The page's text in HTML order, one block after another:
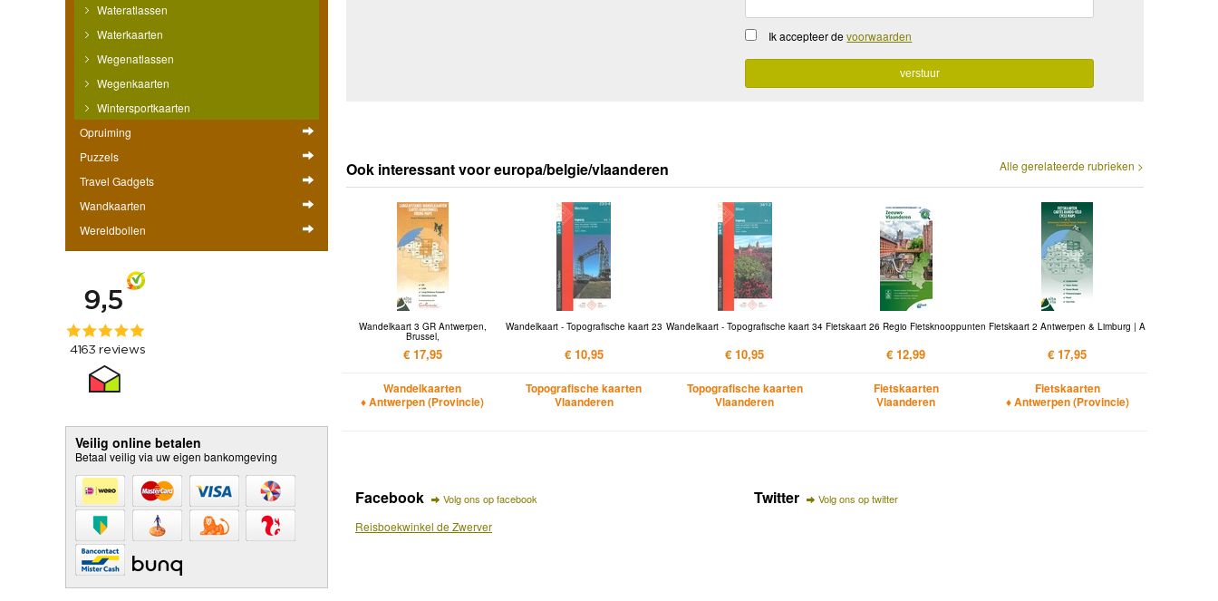
Wateratlassen
Waterkaarten
Wegenatlassen
Wegenkaarten
Wintersportkaarten
Opruiming
Puzzels
Travel Gadgets
Wandkaarten
Wereldbollen
Veilig online betalen
Betaal veilig via uw eigen bankomgeving
Ik accepteer devoorwaarden
Alle gerelateerde rubrieken >
Ook interessant voor europa/belgie/vlaanderen
Wandelkaart 3 GR Antwerpen,
Brussel,
€ 17,95
Wandelkaarten
♦ Antwerpen (Provincie)
Wandelkaart - Topografische kaart 23
€ 10,95
Topografische kaarten
Vlaanderen
Wandelkaart - Topografische kaart 34
€ 10,95
Topografische kaarten
Vlaanderen
Fietskaart 26 Regio Fietsknooppunten
€ 12,99
Fietskaarten
Vlaanderen
Fietskaart 2 Antwerpen & Limburg | A
€ 17,95
Fietskaarten
♦ Antwerpen (Provincie)
Facebook Volg ons op facebook
Reisboekwinkel de Zwerver
Twitter Volg ons op twitter